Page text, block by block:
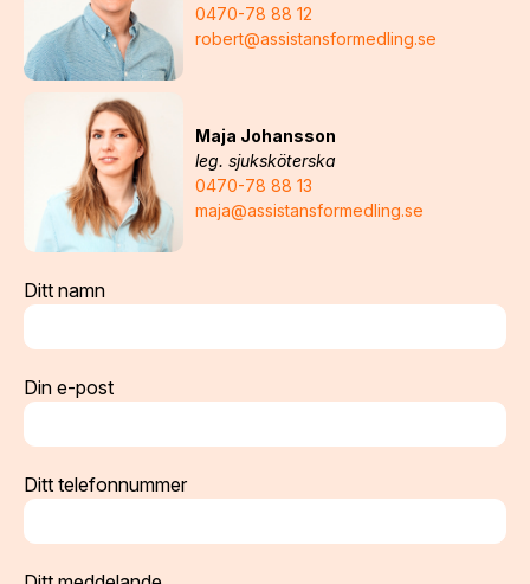
0470-78 88 12
robert@assistansformedling.se
Maja Johansson
leg. sjuksköterska
0470-78 88 13
maja@assistansformedling.se
Ditt namn
Din e-post
Ditt telefonnummer